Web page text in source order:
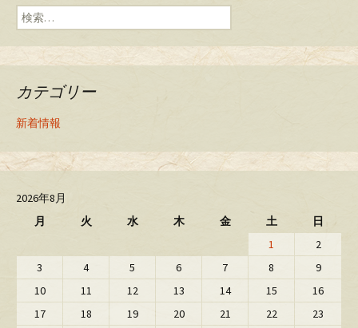
検索:
カテゴリー
新着情報
2026年8月
月
火 水 木 金 土 日
1
2
3
4 5 6 7 8
9
10
11 12 13 14 15
16
17
18 19 20 21 22
23